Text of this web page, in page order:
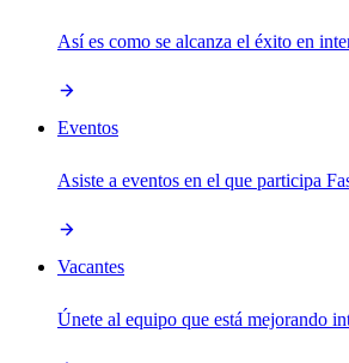
Así es como se alcanza el éxito en
Eventos
Asiste a eventos en el que participa
Vacantes
Únete al equipo que está mejorando